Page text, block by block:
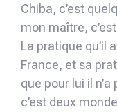
Chiba, c’est
mon maître,
La pratique qu’il
France, et sa
que pour lui il
c’est deux